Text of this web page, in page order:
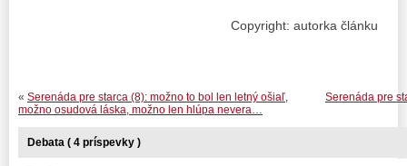
Copyright: autorka článku
Serenáda pre
« Serenáda pre starca (8): možno to bol len letný ošiaľ,
možno osudová láska, možno len hlúpa nevera…
Debata ( 4 príspevky )